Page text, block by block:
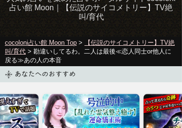
占い館 Moon｜
【伝説のサイコメトリー】TV絶
叫/育代
cocoloni占い館 Moon Top >
【伝説のサイコメトリー】TV絶
叫/育代 > 勘違いしてるわ。二人は最後≪恋人同士or他人に
戻る≫あの人の本音
あなたへのおすすめ